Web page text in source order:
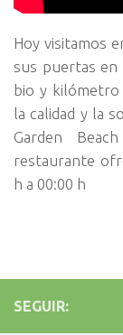
Hoy visitamos
sus puertas en
bio y
la calidad y la
Garden
restaurante
h a 00:00 h
SEGUIR: